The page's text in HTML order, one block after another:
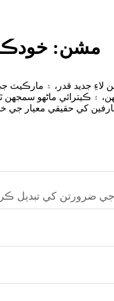
مشن: خودڪار
لاءِ جديد قدر، ۽
۽ ڪيترائي ماڻهو
کي حقيقي معيار
ضرورتن کي تبديل